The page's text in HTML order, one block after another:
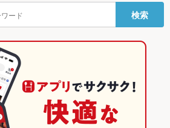
ておりません。
：お子様連れが多いお店です。ご家族みなさん
です。
。
焼肉
市内 × 韓国料理
ル
キング
市内のグルメランキング
市内の焼肉・ホルモンランキング
ング
検索